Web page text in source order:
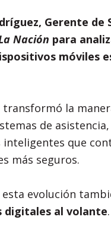
Gerente de
Nación para
móviles
la
de
que
más seguros.
evolución
digitales al volante.